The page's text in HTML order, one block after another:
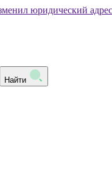
юридический
Найти